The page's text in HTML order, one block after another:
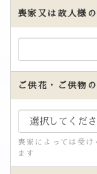
喪家又は故人様
ご供花・ご供物
喪家によっては受
ます